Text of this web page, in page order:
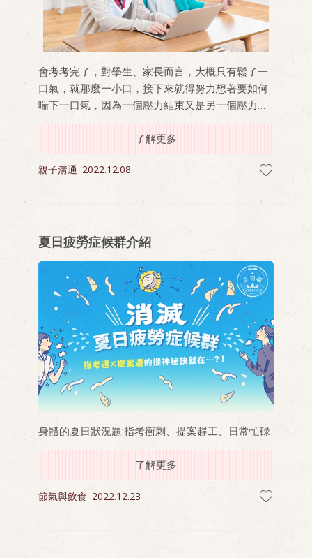
會考考完了，對學生、家長而言，大概只有鬆了一
口氣，就那麼一小口，接下來就得努力想著要如何
喘下一口氣，因為一個壓力結束又是另一個壓力開
始——如何選填志願？身為一個專業的考生家長該
如何協助孩子，心中想著要避免幫孩子做決定，又
擔心孩子亂做決定，該如何拿捏？畢竟這是孩子人
生第一個重大決定！
了解更多
親子溝通 2022.12.08
夏日疲勞症候群介紹
身體的夏日狀況題:指考衝刺、提案趕工、日常忙碌
了解更多
節氣與飲食 2022.12.23